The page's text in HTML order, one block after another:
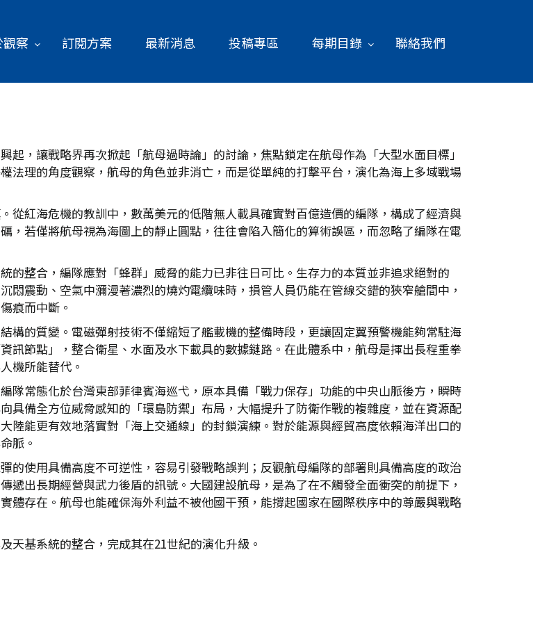
察 訂閱方案 最新消息 投稿專區 每期目錄 聯絡我們
，讓戰略界再次掀起「航母過時論」的討論，焦點鎖定在航母作為「大型水面目標」
法理的角度觀察，航母的角色並非消亡，而是從單純的打擊平台，演化為海上多域戰場
從紅海危機的教訓中，數萬美元的低階無人載具確實對百億造價的編隊，構成了經濟與
，若僅將航母視為海圖上的靜止圓點，往往會陷入簡化的算術誤區，而忽略了編隊在電
的整合，編隊應對「蜂群」威脅的能力已非往日可比。生存力的本質並非追求絕對的
悶震動、空氣中瀰漫著濃烈的燒灼電纜味時，損管人員仍能在管線交錯的狹窄艙間中，
痕而中斷。
構的質變。電磁彈射技術不僅縮短了艦載機的整備時段，更讓固定翼預警機能夠常駐海
訊節點」，整合衛星、水面及水下載具的數據鏈路。在此體系中，航母是揮出長程重拳
機所能替代。
隊常態化於台灣東部菲律賓海巡弋，原本具備「戰力保存」功能的中央山脈後方，瞬時
具備全方位威脅感知的「環島防禦」布局，大幅提升了防衛作戰的複雜度，並在資源配
陸能更有效地落實對「海上交通線」的封鎖演練。對於能源與經貿高度依賴海洋出口的
脈。
的使用具備高度不可逆性，容易引發戰略誤判；反觀航母編隊的部署則具備高度的政治
出長期經營與武力後盾的訊號。大國建設航母，是為了在不觸發全面衝突的前提下，
體存在。航母也能確保海外利益不被他國干預，能撐起國家在國際秩序中的尊嚴與戰略
天基系統的整合，完成其在21世紀的演化升級。